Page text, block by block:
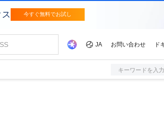
キーワードを入力